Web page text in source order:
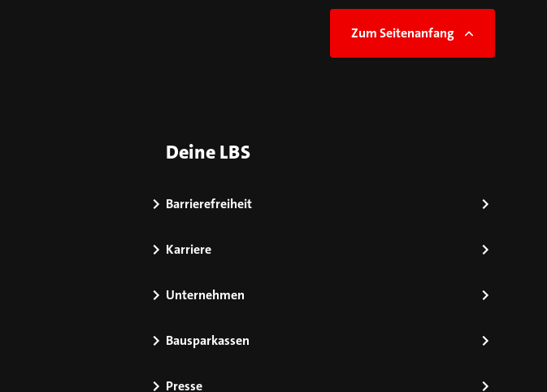
Zum Seitenanfang
Deine LBS
Barrierefreiheit
Karriere
Unternehmen
Bausparkassen
Presse